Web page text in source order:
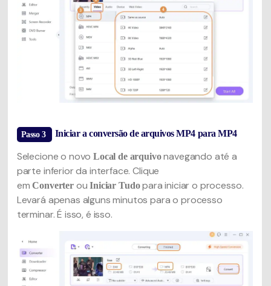
Passo 3 Iniciar a conversão de arquivos MP4 para MP4
Selecione o novo Local de arquivo navegando até a
parte inferior da interface. Clique
em Converter ou Iniciar Tudo para iniciar o processo.
Levará apenas alguns minutos para o processo
terminar. É isso, é isso.